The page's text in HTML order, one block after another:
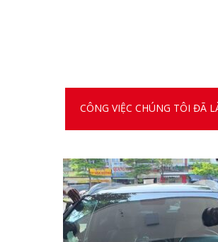
CÔNG VIỆC CHÚNG TÔI ĐÃ